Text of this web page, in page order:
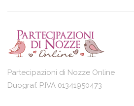
Partecipazioni di Nozze Online
Duograf. P.IVA 01341950473